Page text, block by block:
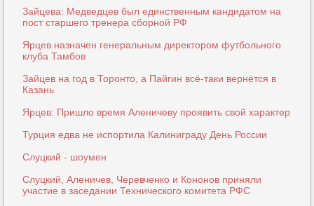
Зайцева: Медведцев был единственным кандидатом на
пост старшего тренера сборной РФ
Ярцев назначен генеральным директором футбольного
клуба Тамбов
Зайцев на год в Торонто, а Пайгин всё-таки вернётся в
Казань
Ярцев: Пришло время Аленичеву проявить свой характер
Турция едва не испортила Калиниграду День России
Слуцкий - шоумен
Слуцкий, Аленичев, Черевченко и Кононов приняли
участие в заседании Технического комитета РФС